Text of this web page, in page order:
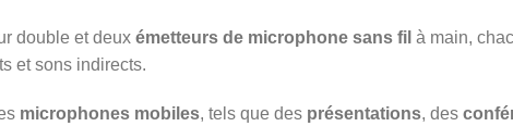
double et deux émetteurs de microphone sans fil à main,
et sons indirects.
microphones mobiles, tels que des présentations, des